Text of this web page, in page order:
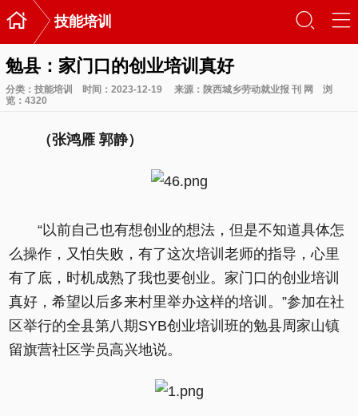
 技能培训 󰃙 󰆉
勉县：家门口的创业培训真好
分类： 技能培训 时间：2023-12-19 来源：陕西城乡劳动就业报 刊 网
浏
览： 4320
（张鸿雁 郭静）
“以前自己也有想创业的想法，但是不知道具体怎
么操作，又怕失败，有了这次培训老师的指导，心里
有了底，时机成熟了我也要创业。家门口的创业培训
真好，希望以后多来村里举办这样的培训。”参加在社
区举行的全县第八期SYB创业培训班的勉县周家山镇
留旗营社区学员高兴地说。